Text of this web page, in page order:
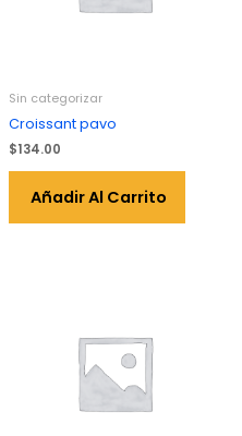
Sin categorizar
Croissant pavo
$134.00
Añadir Al Carrito